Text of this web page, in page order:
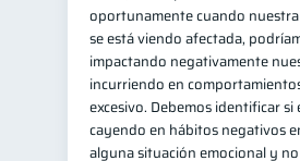
oportunamente cuando
se está viendo afectada,
impactando negativamente
incurriendo en
excesivo. Debemos identificar si
cayendo en hábitos negativos
alguna situación emocional y